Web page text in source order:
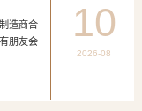
造商合
朋友会
10
2026-08